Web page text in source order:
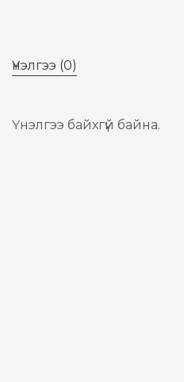
Үнэлгээ (0)
Үнэлгээ байхгүй байна.